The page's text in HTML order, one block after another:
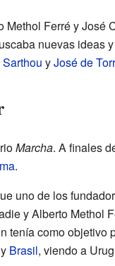
Ferré y
nuevas ideas
yJosé de
Marcha. A finales
.
uno de los
y Alberto Methol
tenía como objetivo
Brasil, viendo a